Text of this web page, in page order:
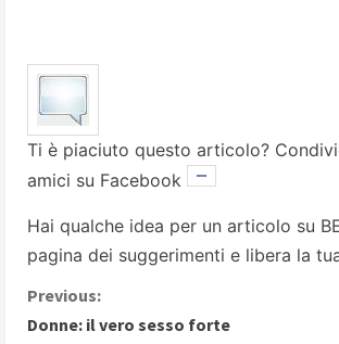
Ti è piaciuto questo articolo?
amici su Facebook
Hai qualche idea per un articolo su
pagina dei suggerimenti e libera la
C
Previous:
Donne: il vero sesso forte